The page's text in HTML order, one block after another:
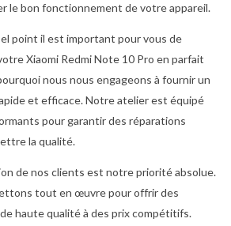
le bon fonctionnement de votre appareil.
point il est important pour vous de
Xiaomi Redmi Note 10 Pro en parfait
nous nous engageons à fournir un
et efficace. Notre atelier est équipé
pour garantir des réparations
la qualité.
de nos clients est notre priorité absolue.
tout en œuvre pour offrir des
haute qualité à des prix compétitifs.